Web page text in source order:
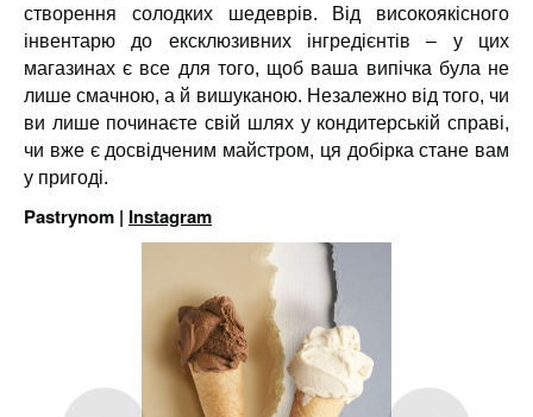
створення солодких шедеврів. Від високоякісного
інвентарю до ексклюзивних інгредієнтів – у цих
магазинах є все для того, щоб ваша випічка була не
лише смачною, а й вишуканою. Незалежно від того, чи
ви лише починаєте свій шлях у кондитерській справі,
чи вже є досвідченим майстром, ця добірка стане вам
у пригоді.
Pastrynom | Instagram